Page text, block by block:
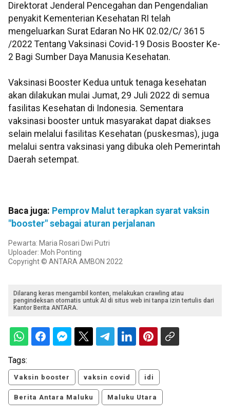
Direktorat Jenderal Pencegahan dan Pengendalian
penyakit Kementerian Kesehatan RI telah
mengeluarkan Surat Edaran No HK 02.02/C/ 3615
/2022 Tentang Vaksinasi Covid-19 Dosis Booster Ke-
2 Bagi Sumber Daya Manusia Kesehatan.
Vaksinasi Booster Kedua untuk tenaga kesehatan
akan dilakukan mulai Jumat, 29 Juli 2022 di semua
fasilitas Kesehatan di Indonesia. Sementara
vaksinasi booster untuk masyarakat dapat diakses
selain melalui fasilitas Kesehatan (puskesmas), juga
melalui sentra vaksinasi yang dibuka oleh Pemerintah
Daerah setempat.
Baca juga: Pemprov Malut terapkan syarat vaksin
"booster" sebagai aturan perjalanan
Pewarta: Maria Rosari Dwi Putri
Uploader: Moh Ponting
Copyright © ANTARA AMBON 2022
Dilarang keras mengambil konten, melakukan crawling atau
pengindeksan otomatis untuk AI di situs web ini tanpa izin tertulis dari
Kantor Berita ANTARA.
Tags:
Vaksin booster vaksin covid idi
Berita Antara Maluku Maluku Utara